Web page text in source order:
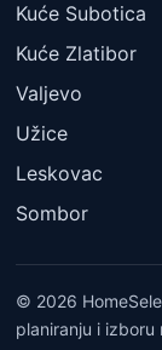
Kuće Subotica
Kuće Zlatibor
Valjevo
Užice
Leskovac
Sombor
© 2026
planiranju i izboru